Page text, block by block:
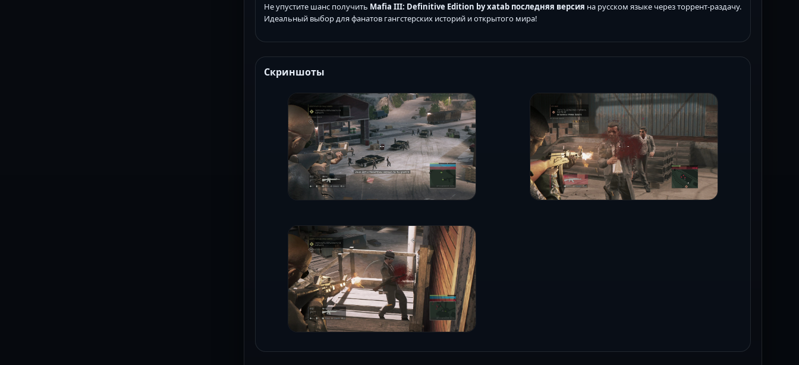
Не упустите шанс получить Mafia III: Definitive Edition by xatab последняя версия на русском языке через торрент-раздачу.
Идеальный выбор для фанатов гангстерских историй и открытого мира!
Скриншоты